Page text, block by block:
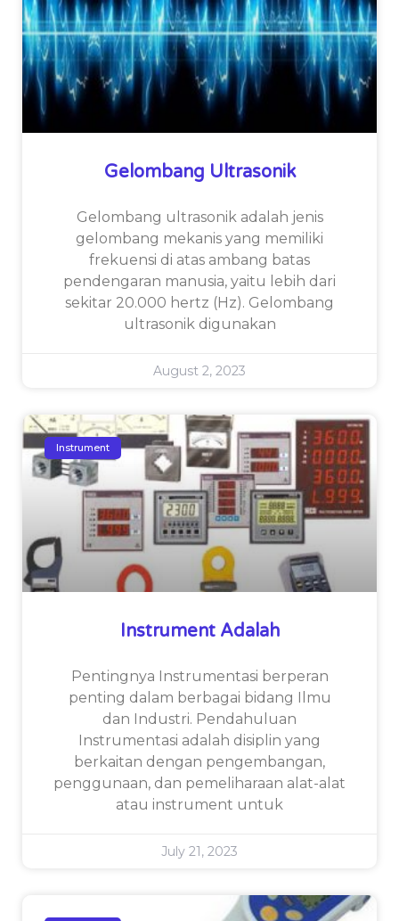
Gelombang Ultrasonik
Gelombang ultrasonik adalah jenis
gelombang mekanis yang memiliki
frekuensi di atas ambang batas
pendengaran manusia, yaitu lebih dari
sekitar 20.000 hertz (Hz). Gelombang
ultrasonik digunakan
August 2, 2023
Instrument
Instrument Adalah
Pentingnya Instrumentasi berperan
penting dalam berbagai bidang Ilmu
dan Industri. Pendahuluan
Instrumentasi adalah disiplin yang
berkaitan dengan pengembangan,
penggunaan, dan pemeliharaan alat-alat
atau instrument untuk
July 21, 2023